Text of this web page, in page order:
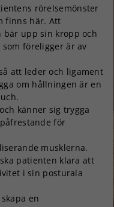
rörelsemönster
finns här. Att
upp sin kropp och
föreligger är av
att leder och ligament
om hållningen är en
känner sig trygga
för
musklerna.
patienten klara att
i sin posturala
en